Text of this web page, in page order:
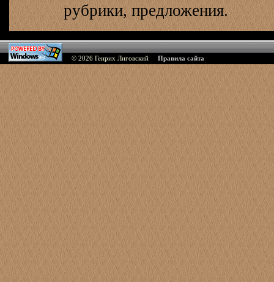
рубрики, предложения.
© 2026 Генрих Лиговский Правила сайта